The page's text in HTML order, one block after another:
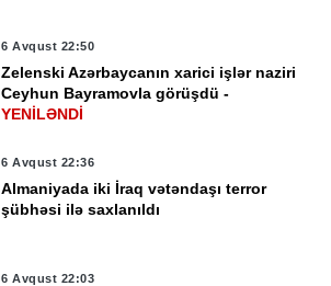
6 Avqust 22:50
Zelenski Azərbaycanın xarici işlər naziri
Ceyhun Bayramovla görüşdü -
YENİLƏNDİ
6 Avqust 22:36
Almaniyada iki İraq vətəndaşı terror
şübhəsi ilə saxlanıldı
6 Avqust 22:03